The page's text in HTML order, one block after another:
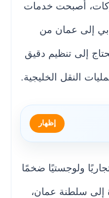
أصبحت خدمات
إلى عمان من
إلى تنظيم دقيق
النقل الخليجية.
إظهار
ولوجستيًا ضخمًا
سلطنة عمان،